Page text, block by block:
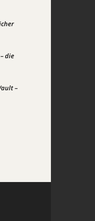
die
–